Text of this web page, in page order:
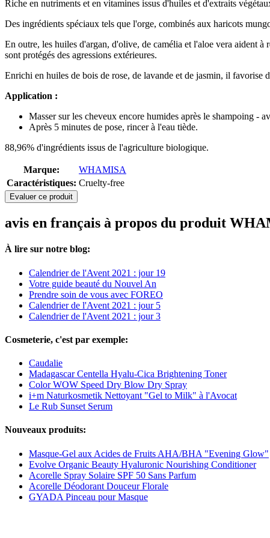
Riche en nutriments et en vitamines issus d'huiles et d'extraits
Des ingrédients spéciaux tels que l'orge, combinés aux haricots
En outre, les huiles d'argan, d'olive, de camélia et l'aloe vera aident
sont protégés des agressions extérieures.
Enrichi en huiles de bois de rose, de lavande et de jasmin, il favorise
Application :
Masser sur les cheveux encore humides après le shampoing -
Après 5 minutes de pose, rincer à l'eau tiède.
88,96% d'ingrédients issus de l'agriculture biologique.
Marque:
WHAMISA
Caractéristiques: Cruelty-free
Evaluer ce produit
avis en français à propos du produit
À lire sur notre blog:
Calendrier de l'Avent 2021 : jour 19
Votre guide beauté du Nouvel An
Prendre soin de vous avec FOREO
Calendrier de l'Avent 2021 : jour 5
Calendrier de l'Avent 2021 : jour 3
Cosmeterie, c'est par exemple:
Caudalie
Madagascar Centella Hyalu-Cica Brightening Toner
Color WOW Speed Dry Blow Dry Spray
i+m Naturkosmetik Nettoyant "Gel to Milk" à l'Avocat
Le Rub Sunset Serum
Nouveaux produits:
Masque-Gel aux Acides de Fruits AHA/BHA "Evening Glow"
Evolve Organic Beauty Hyaluronic Nourishing Conditioner
Acorelle Spray Solaire SPF 50 Sans Parfum
Acorelle Déodorant Douceur Florale
GYADA Pinceau pour Masque